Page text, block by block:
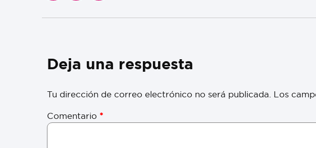
Deja una respuesta
Tu dirección de correo electrónico no será publicada. Los
Comentario *